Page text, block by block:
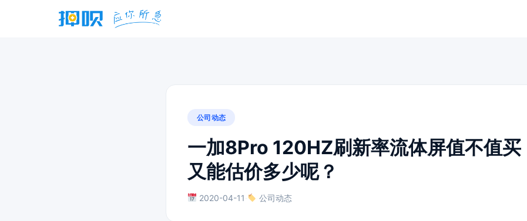
公司动态
一加8Pro 120HZ刷新率流体屏值不值买
又能估价多少呢？
2020-04-11 公司动态